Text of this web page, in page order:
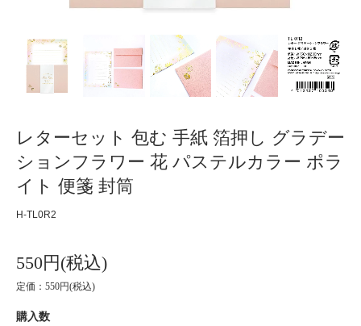
レターセット 包む 手紙 箔押し グラデー
ションフラワー 花 パステルカラー ポラ
イト 便箋 封筒
H-TL0R2
550円(税込)
定価：550円(税込)
購入数